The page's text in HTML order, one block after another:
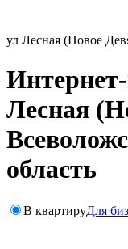
ул Лесная (Новое
Лесная
область
В квартируДля